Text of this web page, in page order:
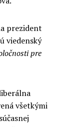
prezident
viedenský
pre
všetkými